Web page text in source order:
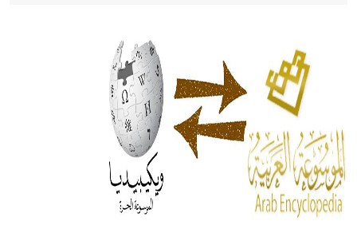
الحكم، الأدلة، تنظيم التغذية، ورسالته في جروح الرأس. ويعود
له الفضل بأنه حرر الطب من الدين والفلسفة.
- هل تعلم أن المرجان إفراز حيواني يتكون في البحر ويتركب
من مادة كربونات الكلسيوم، وهو أحمر أو شديد الحمرة وهو
أجود أنواعه، ويمتاز بكبر الحجم ويسمى الش